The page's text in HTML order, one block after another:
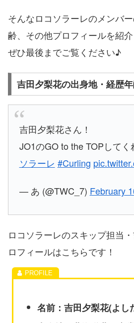
そんなロコソラーレのメンバ
齢、その他プロフィールを紹介
ぜひ最後までご覧ください♪
吉田夕梨花の出身地・経歴
吉田夕梨花さん！
JO1のGO to the TOPしてく
ソラーレ #Curling
— あ (@TWC_7) February
ロコソラーレのスキップ担当
ロフィールはこちらです！
名前：吉田夕梨花(よし